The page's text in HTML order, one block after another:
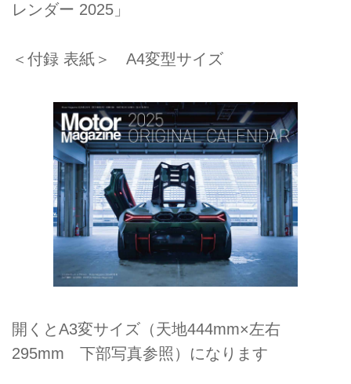
レンダー 2025」
＜付録 表紙＞ A4変型サイズ
開くとA3変サイズ（天地444mm×左右
295mm 下部写真参照）になります